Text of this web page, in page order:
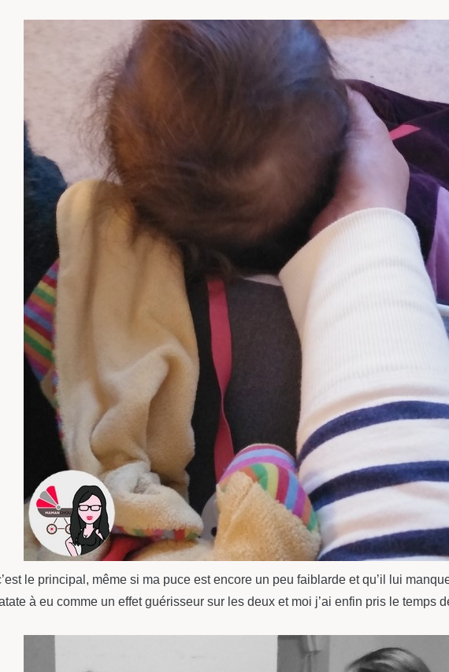
le principal, même si ma puce est encore un peu faiblarde et qu’il lui
à eu comme un effet guérisseur sur les deux et moi j’ai enfin pris le temps